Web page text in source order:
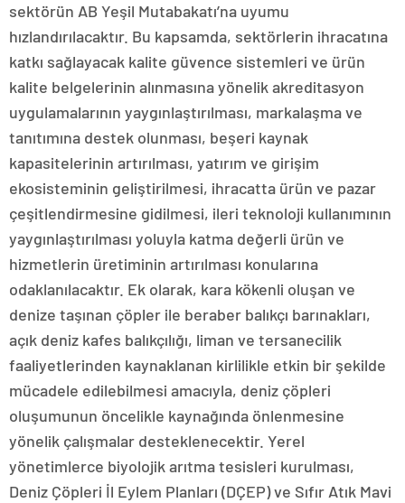
sektörün AB Yeşil Mutabakatı’na uyumu
hızlandırılacaktır. Bu kapsamda, sektörlerin ihracatına
katkı sağlayacak kalite güvence sistemleri ve ürün
kalite belgelerinin alınmasına yönelik akreditasyon
uygulamalarının yaygınlaştırılması, markalaşma ve
tanıtımına destek olunması, beşeri kaynak
kapasitelerinin artırılması, yatırım ve girişim
ekosisteminin geliştirilmesi, ihracatta ürün ve pazar
çeşitlendirmesine gidilmesi, ileri teknoloji kullanımının
yaygınlaştırılması yoluyla katma değerli ürün ve
hizmetlerin üretiminin artırılması konularına
odaklanılacaktır. Ek olarak, kara kökenli oluşan ve
denize taşınan çöpler ile beraber balıkçı barınakları,
açık deniz kafes balıkçılığı, liman ve tersanecilik
faaliyetlerinden kaynaklanan kirlilikle etkin bir şekilde
mücadele edilebilmesi amacıyla, deniz çöpleri
oluşumunun öncelikle kaynağında önlenmesine
yönelik çalışmalar desteklenecektir. Yerel
yönetimlerce biyolojik arıtma tesisleri kurulması,
Deniz Çöpleri İl Eylem Planları (DÇEP) ve Sıfır Atık Mavi